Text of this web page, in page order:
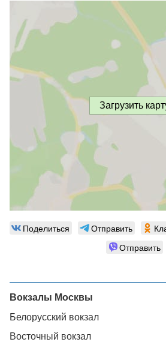
Загрузить
Поделиться Отправить
Отправить
Вокзалы Москвы
Белорусский вокзал
Восточный вокзал